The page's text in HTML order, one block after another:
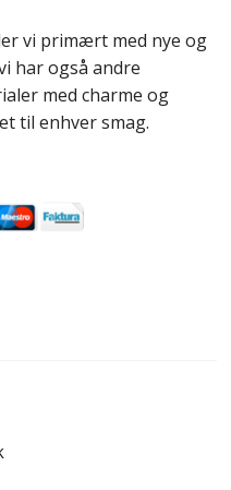
vi primært med nye og
har også andre
med charme og
til enhver smag.